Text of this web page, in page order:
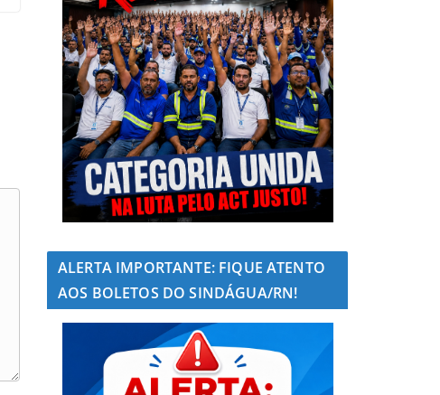
ALERTA IMPORTANTE: FIQUE ATENTO
AOS BOLETOS DO SINDÁGUA/RN!